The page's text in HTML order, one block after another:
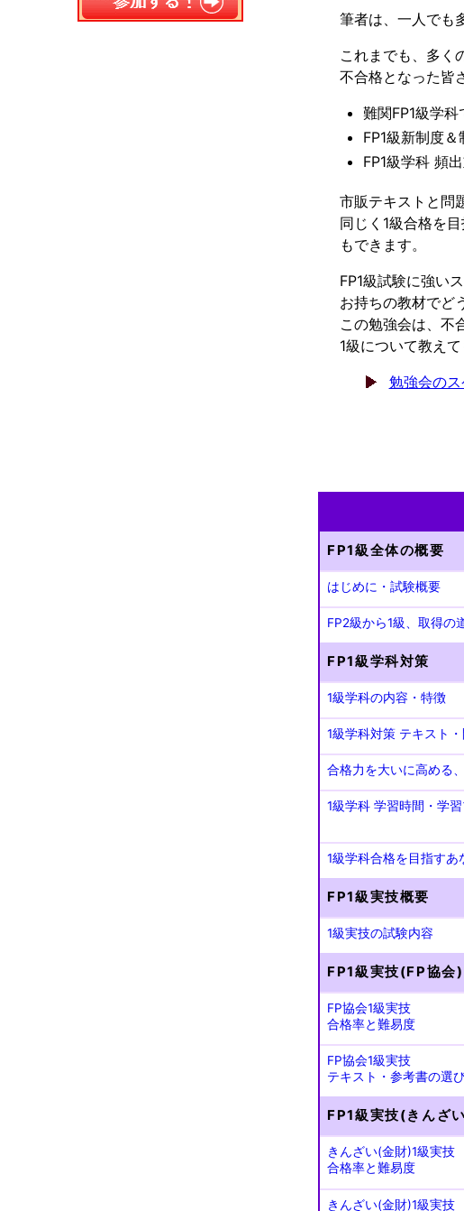
筆者は、一人でも
これまでも、多く
不合格となった皆
難関FP1級学
FP1級新制度
FP1級学科 頻
市販テキストと問
同じく1級合格を
もできます。
FP1級試験に強い
お持ちの教材でど
この勉強会は、不
1級について教え
勉強会の
FP1級全体の概要
はじめに・試験概要
FP2級から1級、取得の
FP1級学科対策
1級学科の内容・特徴
1級学科対策 テキスト
合格力を大いに高める
1級学科 学習時間・学
1級学科合格を目指すあ
FP1級実技概要
1級実技の試験内容
FP1級実技(FP協会)
FP協会1級実技
合格率と難易度
FP協会1級実技
テキスト・参考書の選
FP1級実技(きんざ
きんざい(金財)1級実技
合格率と難易度
きんざい(金財)1級実技